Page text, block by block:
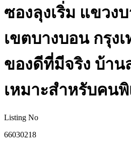
ซองลุงเริ่ม แขวง
เขตบางบอน กรุง
ของดีที่มีจริง บ้า
เหมาะสำหรับคน
Listing No
66030218